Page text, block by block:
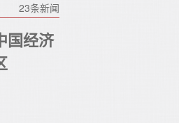
23条新闻
国经济